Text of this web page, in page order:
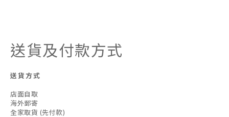
送貨及付款方式
送貨方式
店面自取
海外郵寄
全家取貨 (先付款)